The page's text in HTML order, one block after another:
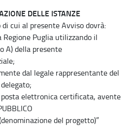
DELLE ISTANZE
cui al presente Avviso dovrà:
Regione Puglia utilizzando il
A) della presente
dal legale rappresentante del
posta elettronica certificata, avente
del progetto)”